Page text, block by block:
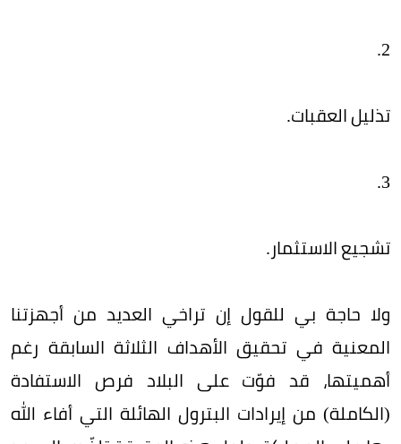
2.
تذليل العقبات.
3.
تشجيع الاستثمار.
ولا حاجة بي للقول إن تراخي العديد من أجهزتنا
المعنية في تحقيق الأهداف الثلاثة السابقة رغم
أهميتها، قد فوّت على البلاد فرص الاستفادة
(الكاملة) من إيرادات البترول الهائلة التي أفاء الله